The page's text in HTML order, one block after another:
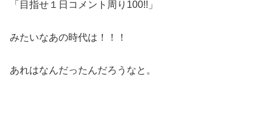
「目指せ１日コメント周り100!!」
みたいなあの時代は！！！
あれはなんだったんだろうなと。